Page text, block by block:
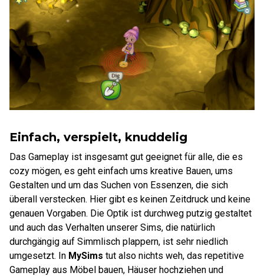
Einfach, verspielt, knuddelig
Das Gameplay ist insgesamt gut geeignet für alle, die es
cozy mögen, es geht einfach ums kreative Bauen, ums
Gestalten und um das Suchen von Essenzen, die sich
überall verstecken. Hier gibt es keinen Zeitdruck und keine
genauen Vorgaben. Die Optik ist durchweg putzig gestaltet
und auch das Verhalten unserer Sims, die natürlich
durchgängig auf Simmlisch plappern, ist sehr niedlich
umgesetzt. In MySims tut also nichts weh, das repetitive
Gameplay aus Möbel bauen, Häuser hochziehen und